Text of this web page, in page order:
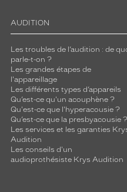
AUDITION
Les troubles de l’audition : de
parle-t-on ?
Les grandes étapes de
l'appareillage
Les différents types d’appareils
Qu’est-ce qu'un acouphène ?
Qu'est-ce que l'hyperacousie ?
Qu’est-ce que la presbyacousie ?
Les services et les garanties
Audition
Les conseils d'un
audioprothésiste Krys Audition